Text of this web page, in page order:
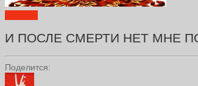
И ПОСЛЕ СМЕРТИ НЕТ МНЕ
Поделится: